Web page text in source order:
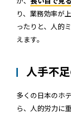
り、業務効率が
ったりと、人的
えます。
人手不
多くの日本のホ
ら、人的労力に